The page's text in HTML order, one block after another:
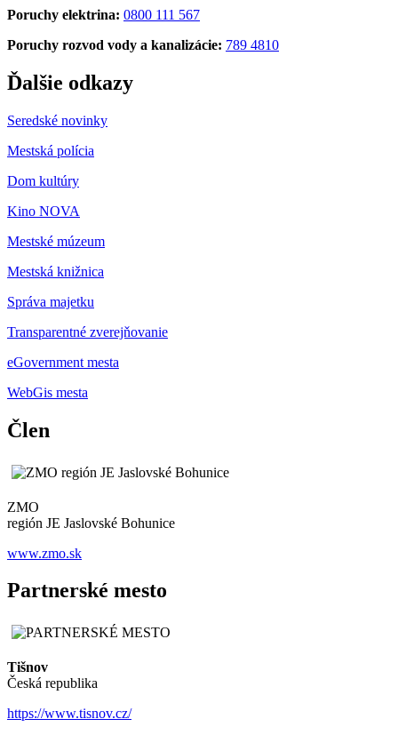
Poruchy elektrina: 0800 111 567
Poruchy rozvod vody a kanalizácie: 789 4810
Ďalšie odkazy
Seredské novinky
Mestská polícia
Dom kultúry
Kino NOVA
Mestské múzeum
Mestská knižnica
Správa majetku
Transparentné zverejňovanie
eGovernment mesta
WebGis mesta
Člen
ZMO
región JE Jaslovské Bohunice
www.zmo.sk
Partnerské mesto
Tišnov
Česká republika
https://www.tisnov.cz/